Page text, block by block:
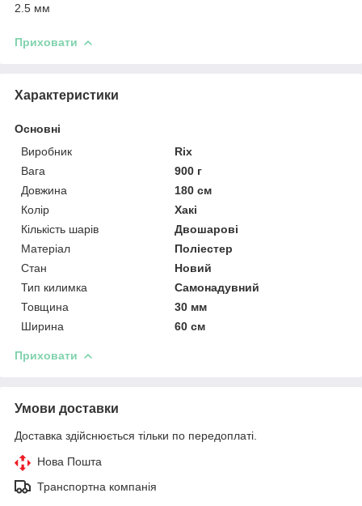
2.5 мм
Приховати
Характеристики
Основні
Виробник
Rix
Вага
900 г
Довжина
180 см
Колір
Хакі
Кількість шарів
Двошарові
Матеріал
Поліестер
Стан
Новий
Тип килимка
Самонадувний
Товщина
30 мм
Ширина
60 см
Приховати
Умови доставки
Доставка здійснюється тільки по передоплаті.
Нова Пошта
Транспортна компанія